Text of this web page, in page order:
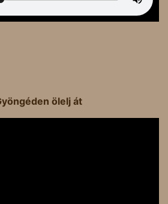
ölelj át